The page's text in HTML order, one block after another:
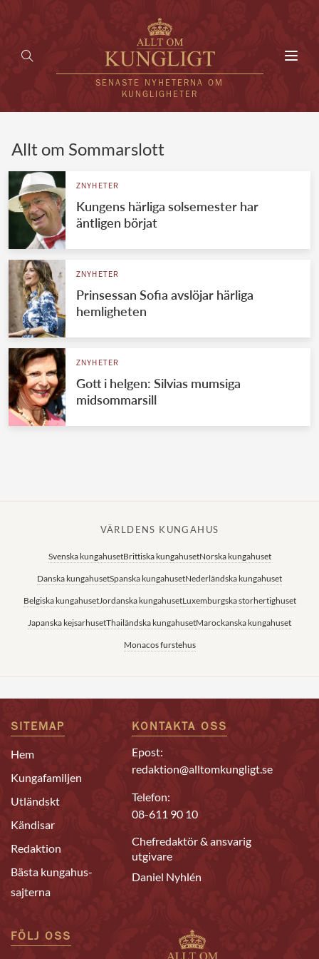
SENASTE NYHETERNA OM
KUNGLIGHETER
UTLÄNDSKT
VÄRLDENS KUNGAHUS
Svenska kungahuset
Brittiska kungahuset
Danska kungahuset
Spanska kungahuset
REDAKTION
Allt om Sommarslott
ZNYHETER
Kungens härliga solsemester har
äntligen börjat
ZNYHETER
Prinsessan Sofia avslöjar härliga
hemligheten
ZNYHETER
Gott i helgen: Silvias mumsiga
midsommarsill
VÄRLDENS KUNGAHUS
Svenska kungahusetBrittiska kungahusetNorska kungahuset
Danska kungahusetSpanska kungahusetNederländska kungahuset
Belgiska kungahusetJordanska kungahusetLuxemburgska storhertighuset
Japanska kejsarhusetThailändska kungahusetMarockanska kungahuset
Monacos furstehus
SITEMAP
Hem
Kungafamiljen
Utländskt
Kändisar
Redaktion
Bästa kungahus-
sajterna
KONTAKTA OSS
Epost:
redaktion@alltomkungligt.se
Telefon:
08-611 90 10
Chefredaktör & ansvarig
utgivare
Daniel Nyhlén
FÖLJ OSS